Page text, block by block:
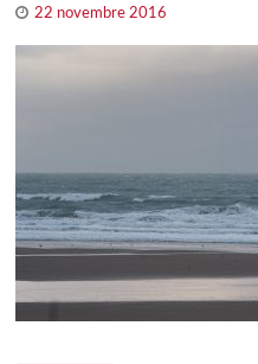
22 novembre 2016